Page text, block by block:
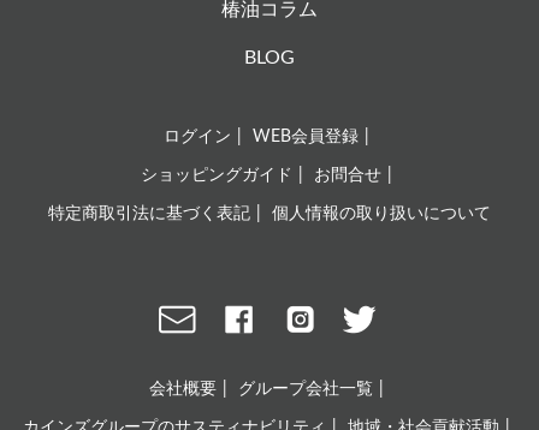
椿油コラム
BLOG
ログイン WEB会員登録
ショッピングガイド お問合せ
特定商取引法に基づく表記 個人情報の取り扱いについて
会社概要 グループ会社一覧